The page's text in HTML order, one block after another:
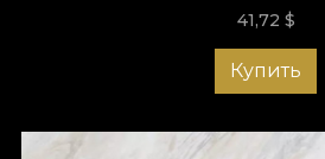
41,72 $
Купить